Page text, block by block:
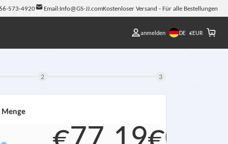
573-4920 Email:Info@GS-JJ.comKostenloser Versand - Für alle Bestellungen
anmelden DE €EUR
2 3
Menge